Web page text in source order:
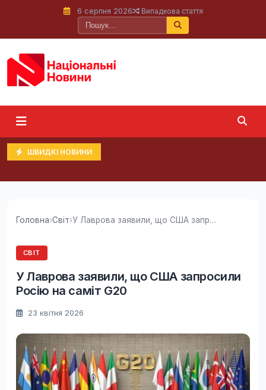
6 серпня 2026 Випадкова стаття
ШВИДКІ НОВИНИ
Головна›Світ› У Лаврова заявили, що США запросили Росію на саміт G20
СВІТ
У Лаврова заявили, що США запросили
Росію на саміт G20
23 квітня 2026